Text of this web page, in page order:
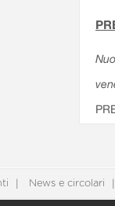
News e circolari